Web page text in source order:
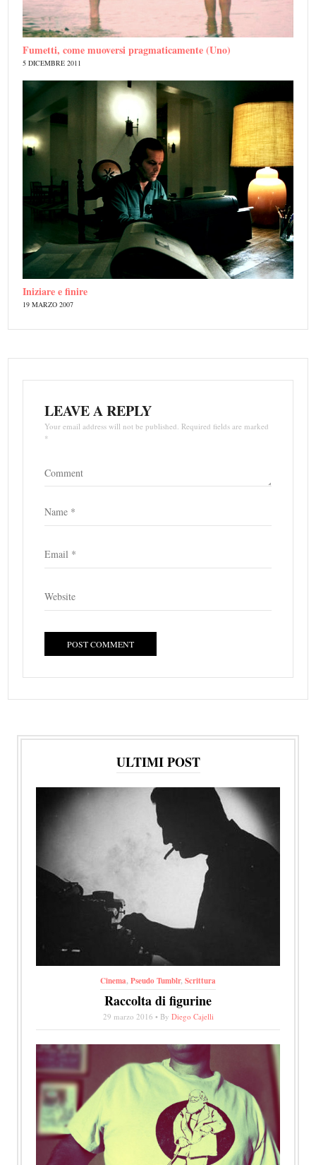
Fumetti, come muoversi pragmaticamente (Uno)
5 DICEMBRE 2011
Iniziare e finire
19 MARZO 2007
LEAVE A REPLY
Your email address will not be published. Required fields are marked
*
ULTIMI POST
Cinema,Pseudo Tumblr,Scrittura
Raccolta di figurine
29 marzo 2016 • By Diego Cajelli